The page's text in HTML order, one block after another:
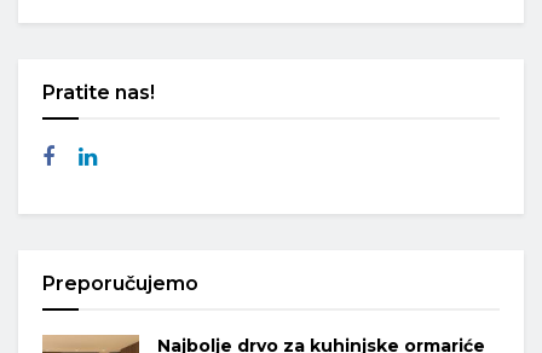
Pratite nas!
Preporučujemo
Najbolje drvo za kuhinjske ormariće